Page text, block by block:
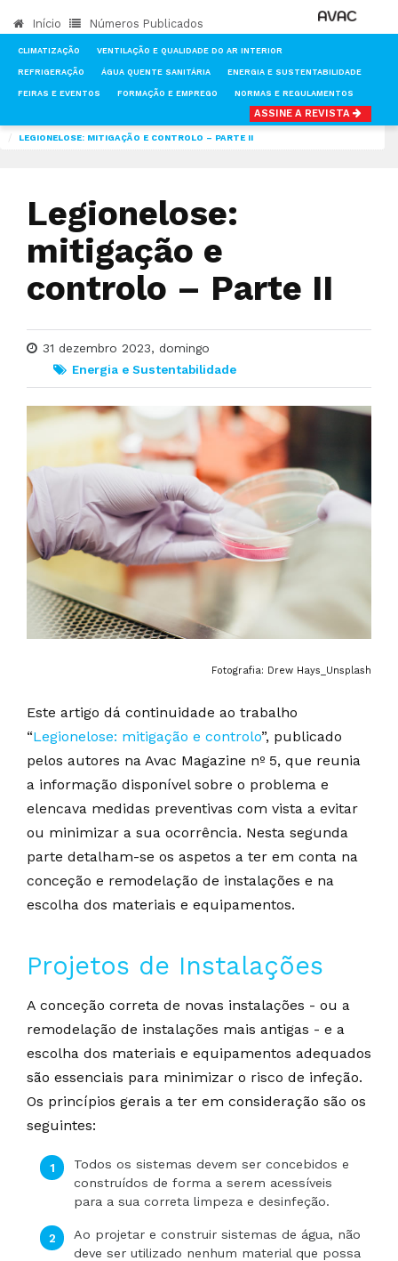
Início Números Publicados
CLIMATIZAÇÃO VENTILAÇÃO E QUALIDADE DO AR INTERIOR
REFRIGERAÇÃO ÁGUA QUENTE SANITÁRIA ENERGIA E SUSTENTABILIDADE
FEIRAS E EVENTOS FORMAÇÃO E EMPREGO NORMAS E REGULAMENTOS
ASSINE A REVISTA
ENERGIA E SUSTENTABILIDADE
LEGIONELOSE: MITIGAÇÃO E CONTROLO – PARTE II
Legionelose:
mitigação e
controlo – Parte II
31 dezembro 2023, domingo
Energia e Sustentabilidade
Fotografia: Drew Hays_Unsplash
Este artigo dá continuidade ao trabalho
“Legionelose: mitigação e controlo”, publicado
pelos autores na Avac Magazine nº 5, que reunia
a informação disponível sobre o problema e
elencava medidas preventivas com vista a evitar
ou minimizar a sua ocorrência. Nesta segunda
parte detalham-se os aspetos a ter em conta na
conceção e remodelação de instalações e na
escolha dos materiais e equipamentos.
Projetos de Instalações
A conceção correta de novas instalações - ou a
remodelação de instalações mais antigas - e a
escolha dos materiais e equipamentos adequados
são essenciais para minimizar o risco de infeção.
Os princípios gerais a ter em consideração são os
seguintes:
Todos os sistemas devem ser concebidos e
construídos de forma a serem acessíveis
para a sua correta limpeza e desinfeção.
Ao projetar e construir sistemas de água, não
deve ser utilizado nenhum material que possa